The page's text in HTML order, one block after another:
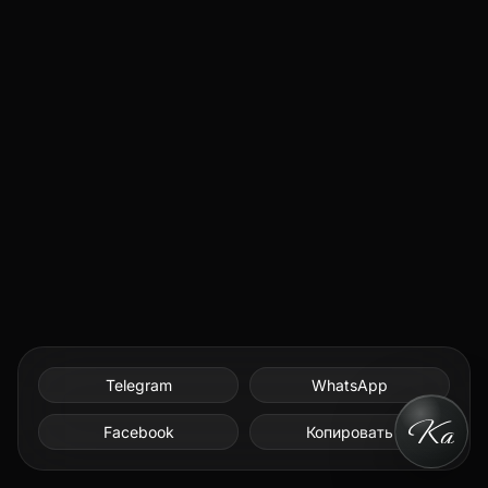
Telegram WhatsApp
Facebook Копировать